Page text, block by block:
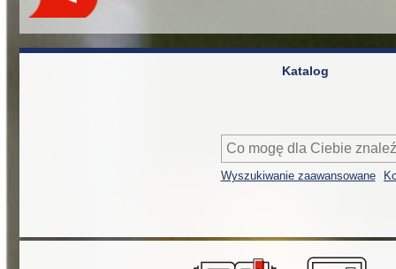
Katalog
Wyszukiwanie zaawansowane